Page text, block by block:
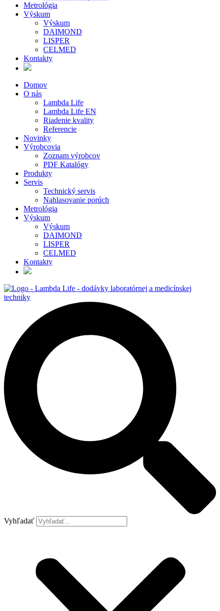
Metrológia
Výskum
Výskum
DAIMOND
LISPER
CELMED
Kontakty
Domov
O nás
Lambda Life
Lambda Life EN
Riadenie kvality
Referencie
Novinky
Výrobcovia
Zoznam výrobcov
PDF Katalógy
Produkty
Servis
Technický servis
Nahlasovanie porúch
Metrológia
Výskum
Výskum
DAIMOND
LISPER
CELMED
Kontakty
Vyhľadať